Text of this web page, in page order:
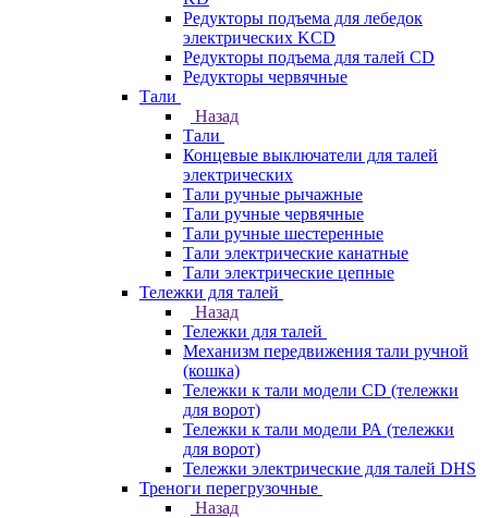
Редукторы подъема для лебедок
электрических KCD
Редукторы подъема для талей CD
Редукторы червячные
Тали
Назад
Тали
Концевые выключатели для талей
электрических
Тали ручные рычажные
Тали ручные червячные
Тали ручные шестеренные
Тали электрические канатные
Тали электрические цепные
Тележки для талей
Назад
Тележки для талей
Механизм передвижения тали ручной
(кошка)
Тележки к тали модели CD (тележки
для ворот)
Тележки к тали модели РА (тележки
для ворот)
Тележки электрические для талей DHS
Треноги перегрузочные
Назад